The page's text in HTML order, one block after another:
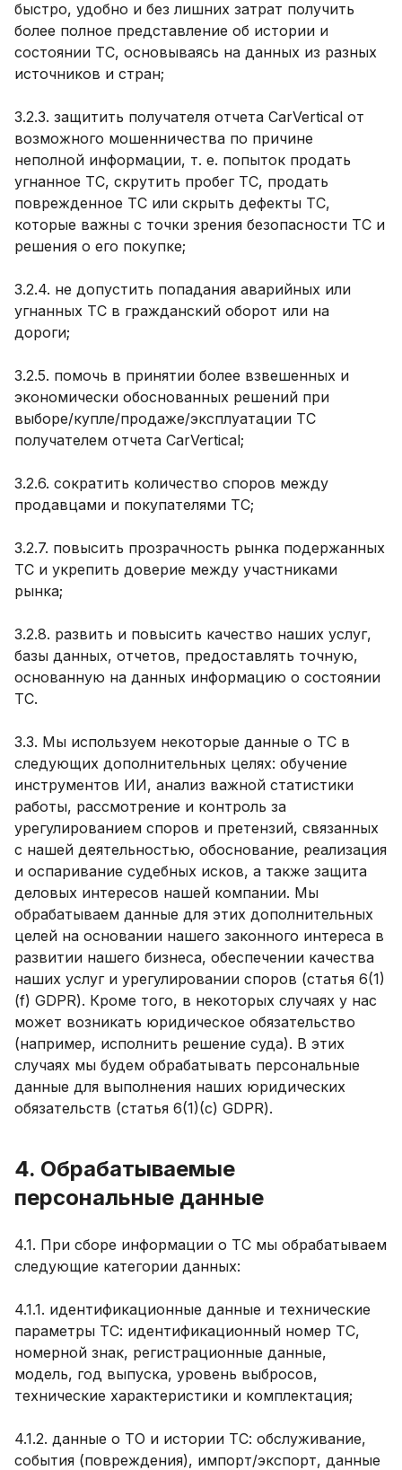
быстро, удобно и без лишних затрат получить
более полное представление об истории и
состоянии ТС, основываясь на данных из разных
источников и стран;
3.2.3. защитить получателя отчета CarVertical от
возможного мошенничества по причине
неполной информации, т. е. попыток продать
угнанное ТС, скрутить пробег ТС, продать
поврежденное ТС или скрыть дефекты ТС,
которые важны с точки зрения безопасности ТС и
решения о его покупке;
3.2.4. не допустить попадания аварийных или
угнанных ТС в гражданский оборот или на
дороги;
3.2.5. помочь в принятии более взвешенных и
экономически обоснованных решений при
выборе/купле/продаже/эксплуатации ТС
получателем отчета CarVertical;
3.2.6. сократить количество споров между
продавцами и покупателями ТС;
3.2.7. повысить прозрачность рынка подержанных
ТС и укрепить доверие между участниками
рынка;
3.2.8. развить и повысить качество наших услуг,
базы данных, отчетов, предоставлять точную,
основанную на данных информацию о состоянии
ТС.
3.3. Мы используем некоторые данные о ТС в
следующих дополнительных целях: обучение
инструментов ИИ, анализ важной статистики
работы, рассмотрение и контроль за
урегулированием споров и претензий, связанных
с нашей деятельностью, обоснование, реализация
и оспаривание судебных исков, а также защита
деловых интересов нашей компании. Мы
обрабатываем данные для этих дополнительных
целей на основании нашего законного интереса в
развитии нашего бизнеса, обеспечении качества
наших услуг и урегулировании споров (статья 6(1)
(f) GDPR). Кроме того, в некоторых случаях у нас
может возникать юридическое обязательство
(например, исполнить решение суда). В этих
случаях мы будем обрабатывать персональные
данные для выполнения наших юридических
обязательств (статья 6(1)(c) GDPR).
4. Обрабатываемые
персональные данные
4.1. При сборе информации о ТС мы обрабатываем
следующие категории данных:
4.1.1. идентификационные данные и технические
параметры ТС: идентификационный номер ТС,
номерной знак, регистрационные данные,
модель, год выпуска, уровень выбросов,
технические характеристики и комплектация;
4.1.2. данные о ТО и истории ТС: обслуживание,
события (повреждения), импорт/экспорт, данные